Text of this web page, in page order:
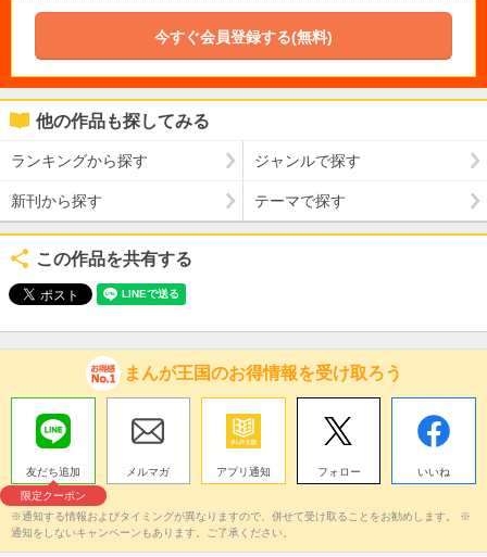
今すぐ会員登録する(無料)
他の作品も探してみる
ランキングから探す ジャンルで探す
新刊から探す テーマで探す
この作品を共有する
まんが王国のお得情報を受け取ろう
友だち追加
限定クーポン
メルマガ アプリ通知 フォロー いいね
※通知する情報およびタイミングが異なりますので、併せて受け取ることをお勧めします。 ※
通知をしないキャンペーンもあります。ご了承ください。